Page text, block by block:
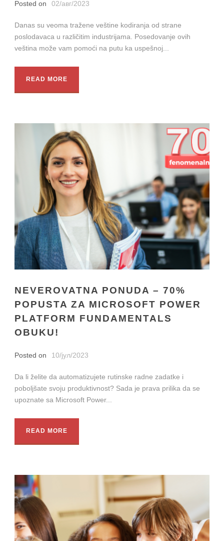
Posted on 02/авг/2023
Danas su veoma tražene veštine kodiranja od strane
poslodavaca u različitim industrijama. Posedovanje ovih
veština može vam pomoći na putu ka uspešnoj...
READ MORE
NEVEROVATNA PONUDA – 70%
POPUSTA ZA MICROSOFT POWER
PLATFORM FUNDAMENTALS
OBUKU!
Posted on 10/јул/2023
Da li želite da automatizujete rutinske radne zadatke i
poboljšate svoju produktivnost? Sada je prava prilika da se
upoznate sa Microsoft Power...
READ MORE